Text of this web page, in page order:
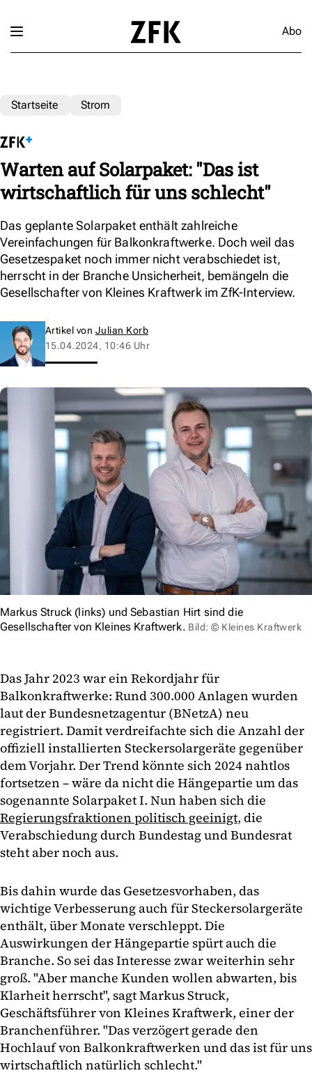
Abo
Startseite Strom
Warten auf Solarpaket: "Das ist
wirtschaftlich für uns schlecht"
Das geplante Solarpaket enthält zahlreiche
Vereinfachungen für Balkonkraftwerke. Doch weil das
Gesetzespaket noch immer nicht verabschiedet ist,
herrscht in der Branche Unsicherheit, bemängeln die
Gesellschafter von Kleines Kraftwerk im ZfK-Interview.
Artikel von Julian Korb
15.04.2024, 10:46 Uhr
Markus Struck (links) und Sebastian Hirt sind die
Gesellschafter von Kleines Kraftwerk. Bild: © Kleines Kraftwerk
Das Jahr 2023 war ein Rekordjahr für
Balkonkraftwerke: Rund 300.000 Anlagen wurden
laut der Bundesnetzagentur (BNetzA) neu
registriert. Damit verdreifachte sich die Anzahl der
offiziell installierten Steckersolargeräte gegenüber
dem Vorjahr. Der Trend könnte sich 2024 nahtlos
fortsetzen – wäre da nicht die Hängepartie um das
sogenannte Solarpaket I. Nun haben sich die
Regierungsfraktionen politisch geeinigt, die
Verabschiedung durch Bundestag und Bundesrat
steht aber noch aus.
Bis dahin wurde das Gesetzesvorhaben, das
wichtige Verbesserung auch für Steckersolargeräte
enthält, über Monate verschleppt. Die
Auswirkungen der Hängepartie spürt auch die
Branche. So sei das Interesse zwar weiterhin sehr
groß. "Aber manche Kunden wollen abwarten, bis
Klarheit herrscht", sagt Markus Struck,
Geschäftsführer von Kleines Kraftwerk, einer der
Branchenführer. "Das verzögert gerade den
Hochlauf von Balkonkraftwerken und das ist für uns
wirtschaftlich natürlich schlecht."